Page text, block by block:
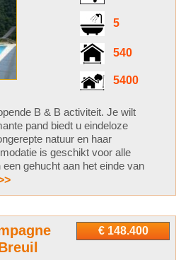
5
540
5400
B & B activiteit. Je wilt
pand biedt u eindeloze
natuur en haar
is geschikt voor alle
gehucht aan het einde van
€ 148.400